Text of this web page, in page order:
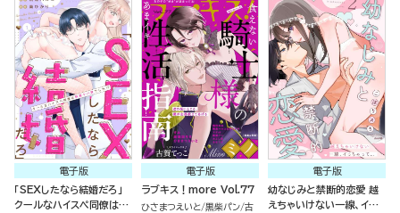
電子版
「SEXしたなら結婚だろ」
クールなハイスペ同僚は執
電子版
ラブキス！more Vol.77
ひさまつえいと 黒柴パン 古
電子版
幼なじみと禁断的恋愛 越
えちゃいけない一線、イっ